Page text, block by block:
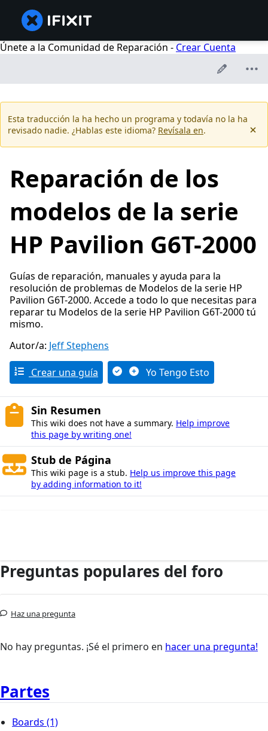
Únete a la Comunidad de Reparación - Crear Cuenta
Esta traducción la ha hecho un programa y todavía no la ha
revisado nadie. ¿Hablas este idioma? Revísala en.
Reparación de los
modelos de la serie
HP Pavilion G6T-2000
Guías de reparación, manuales y ayuda para la
resolución de problemas de Modelos de la serie HP
Pavilion G6T-2000. Accede a todo lo que necesitas para
reparar tu Modelos de la serie HP Pavilion G6T-2000 tú
mismo.
Autor/a: Jeff Stephens
Crear una guía Yo Tengo Esto
Sin Resumen
This wiki does not have a summary. Help improve
this page by writing one!
Stub de Página
This wiki page is a stub. Help us improve this page
by adding information to it!
Preguntas populares del foro
Haz una pregunta
No hay preguntas. ¡Sé el primero en hacer una pregunta!
Partes
Boards (1)